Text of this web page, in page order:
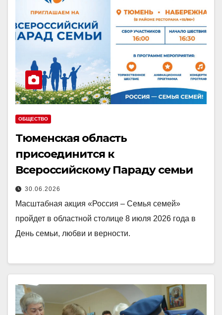
ОБЩЕСТВО
Тюменская область
присоединится к
Всероссийскому Параду семьи
30.06.2026
Масштабная акция «Россия – Семья семей»
пройдет в областной столице 8 июля 2026 года в
День семьи, любви и верности.